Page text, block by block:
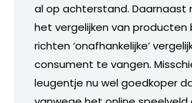
al op achterstand. Daarnaast
het vergelijken van producten
richten ‘onafhankelijke’
consument te vangen.
leugentje nu wel goedkoper